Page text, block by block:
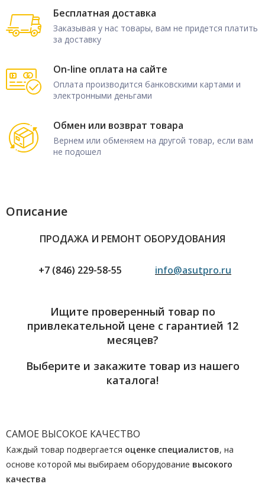
Бесплатная доставка
Заказывая у нас товары, вам не придется платить
за доставку
On-line оплата на сайте
Оплата производится банковскими картами и
электронными деньгами
Обмен или возврат товара
Вернем или обменяем на другой товар, если вам
не подошел
Описание
ПРОДАЖА И РЕМОНТ ОБОРУДОВАНИЯ
+7 (846) 229-58-55 info@asutpro.ru
Ищите проверенный товар по
привлекательной цене с гарантией 12
месяцев?
Выберите и закажите товар из нашего
каталога!
САМОЕ ВЫСОКОЕ КАЧЕСТВО
Каждый товар подвергается оценке специалистов, на
основе которой мы выбираем оборудование высокого
качества